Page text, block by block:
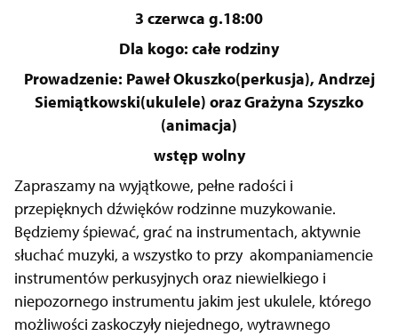
3 czerwca g.18:00
Dla kogo: całe rodziny
Prowadzenie: Paweł Okuszko(perkusja), Andrzej
Siemiątkowski(ukulele) oraz Grażyna Szyszko
(animacja)
wstęp wolny
Zapraszamy na wyjątkowe, pełne radości i
przepięknych dźwięków rodzinne muzykowanie.
Będziemy śpiewać, grać na instrumentach, aktywnie
słuchać muzyki, a wszystko to przy akompaniamencie
instrumentów perkusyjnych oraz niewielkiego i
niepozornego instrumentu jakim jest ukulele, którego
możliwości zaskoczyły niejednego, wytrawnego